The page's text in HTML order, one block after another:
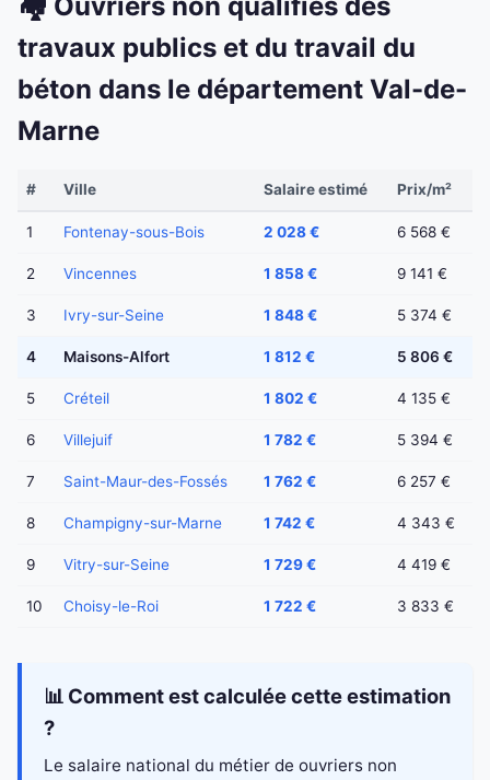
travaux publics et du travail du
béton dans le département Val-de-
Marne
# Ville Salaire estimé Prix/m²
1 Fontenay-sous-Bois 2 028 € 6 568 €
2 Vincennes 1 858 € 9 141 €
3 Ivry-sur-Seine 1 848 € 5 374 €
4 Maisons-Alfort 1 812 € 5 806 €
5 Créteil 1 802 € 4 135 €
6 Villejuif 1 782 € 5 394 €
7 Saint-Maur-des-Fossés 1 762 € 6 257 €
8 Champigny-sur-Marne 1 742 € 4 343 €
9 Vitry-sur-Seine 1 729 € 4 419 €
10 Choisy-le-Roi 1 722 € 3 833 €
📊 Comment est calculée cette estimation
?
Le salaire national du métier de ouvriers non